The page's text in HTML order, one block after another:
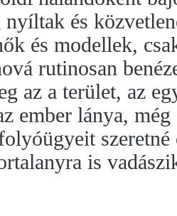
nyíltak és
és modellek,
rutinosan
az a terület, az
ember lánya,
is